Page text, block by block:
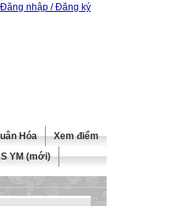
Đăng nhập / Đăng ký
Hóa
Xem điểm
YM (mới)